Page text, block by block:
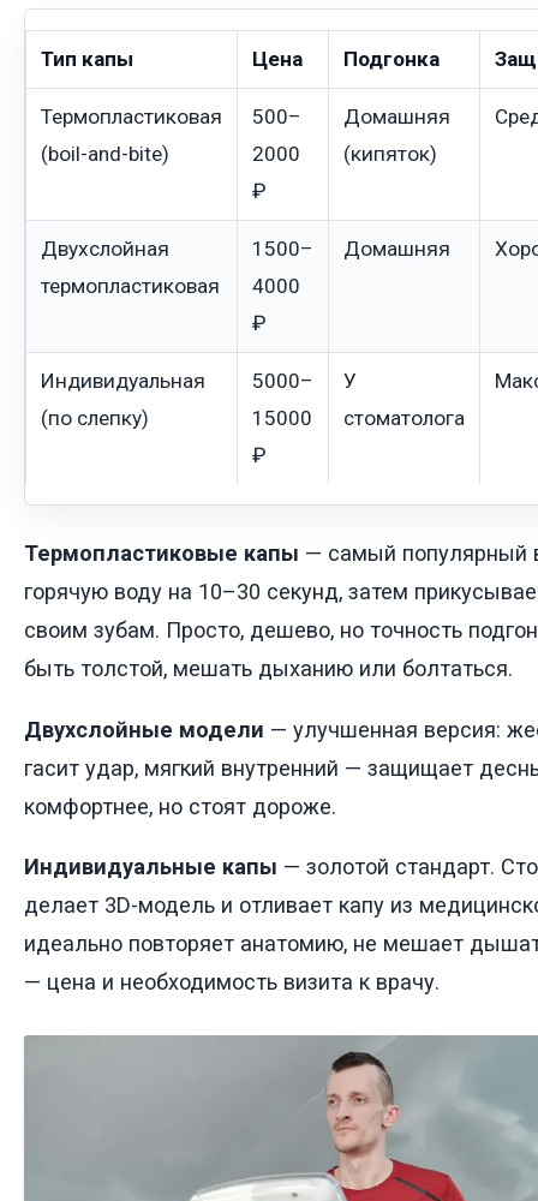
Тип капы Цена Подгонка
Термопластиковая
(boil-and-bite)
500–
2000
₽
Домашняя
(кипяток)
Двухслойная
термопластиковая
1500–
4000
₽
Домашняя
Индивидуальная
(по слепку)
5000–
15000
₽
У
стоматолога
Термопластиковые капы — самый популярный
горячую воду на 10–30 секунд, затем
своим зубам. Просто, дешево, но точность
быть толстой, мешать дыханию или болтаться.
Двухслойные модели — улучшенная версия:
гасит удар, мягкий внутренний — защищает
комфортнее, но стоят дороже.
Индивидуальные капы — золотой стандарт.
делает 3D-модель и отливает капу из
идеально повторяет анатомию, не мешает
— цена и необходимость визита к врачу.